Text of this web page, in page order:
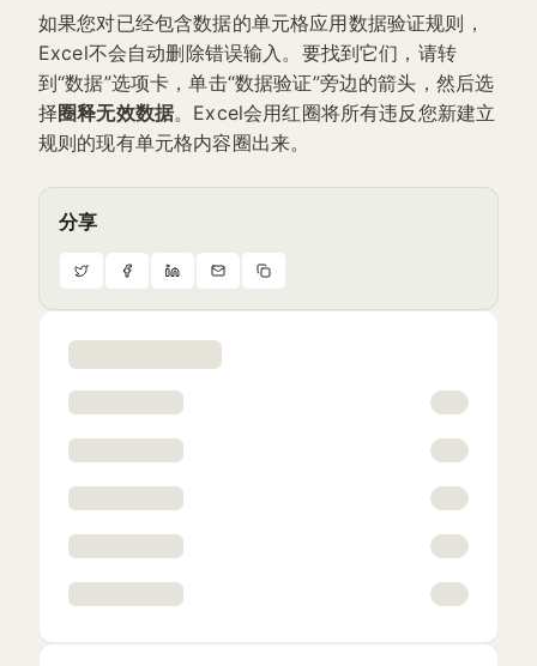
如果您对已经包含数据的单元格应用数据验证规则，
Excel不会自动删除错误输入。要找到它们，请转
到“数据”选项卡，单击“数据验证”旁边的箭头，然后选
择圈释无效数据。Excel会用红圈将所有违反您新建立
规则的现有单元格内容圈出来。
分享